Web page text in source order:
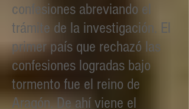
confesiones abreviando el
trámite de la investigación. El
primer país que rechazó las
confesiones logradas bajo
tormento fue el reino de
Aragón. De ahí viene el